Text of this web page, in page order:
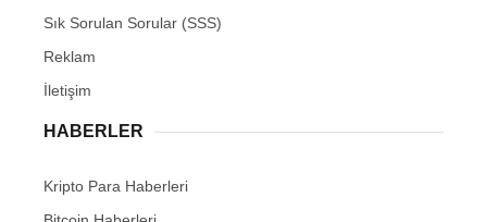
Sık Sorulan Sorular (SSS)
Reklam
İletişim
HABERLER
Kripto Para Haberleri